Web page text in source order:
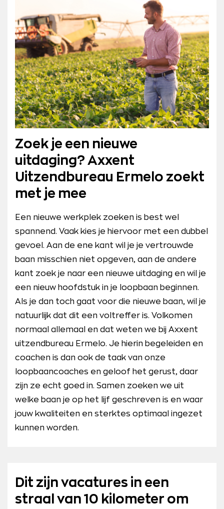
Zoek je een nieuwe
uitdaging? Axxent
Uitzendbureau Ermelo zoekt
met je mee
Een nieuwe werkplek zoeken is best wel
spannend. Vaak kies je hiervoor met een dubbel
gevoel. Aan de ene kant wil je je vertrouwde
baan misschien niet opgeven, aan de andere
kant zoek je naar een nieuwe uitdaging en wil je
een nieuw hoofdstuk in je loopbaan beginnen.
Als je dan toch gaat voor die nieuwe baan, wil je
natuurlijk dat dit een voltreffer is. Volkomen
normaal allemaal en dat weten we bij Axxent
uitzendbureau Ermelo. Je hierin begeleiden en
coachen is dan ook de taak van onze
loopbaancoaches en geloof het gerust, daar
zijn ze echt goed in. Samen zoeken we uit
welke baan je op het lijf geschreven is en waar
jouw kwaliteiten en sterktes optimaal ingezet
kunnen worden.
Dit zijn vacatures in een
straal van 10 kilometer om